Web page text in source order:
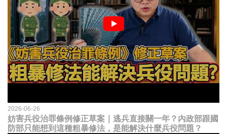
2026-06-26
妨害兵役治罪條例修正草案｜逃兵直接關一年？內政部跟國
防部只能想到這種粗暴修法，是能解決什麼兵役問題？